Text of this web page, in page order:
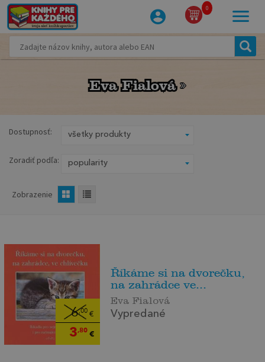
0
Eva Fialová
Eva Fialová
Dostupnosť:
Zoradiť podľa:
Zobrazenie
6,00€
3,80€
Říkáme si na dvorečku,
na zahrádce ve...
Eva Fialová
Vypredané